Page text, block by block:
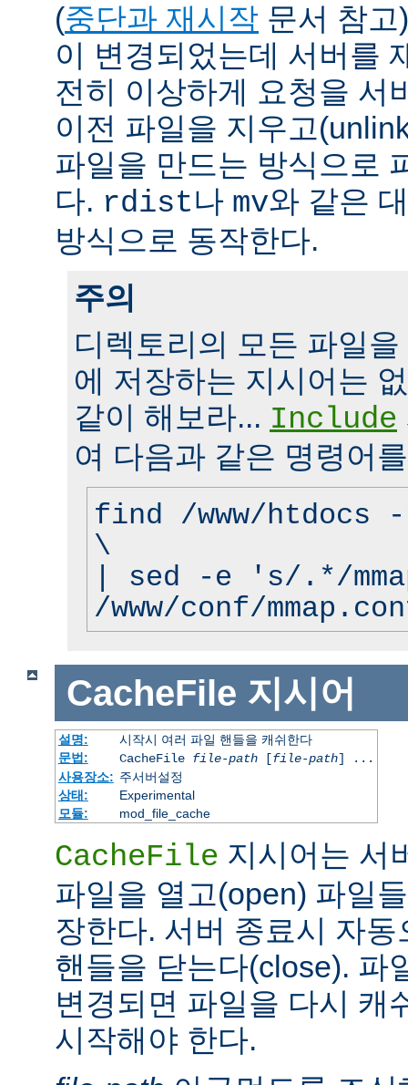
(중단과 재시작 문서 참
이 변경되었는데 서버를
전히 이상하게 요청을 서
이전 파일을 지우고
파일을 만드는 방식으로
다. rdist나 mv와 같은
방식으로 동작한다.
주의
디렉토리의 모든 파일
에 저장하는 지시어는
같이 해보라... Include
여 다음과 같은 명령어
find /www/
\
| sed -e 's/.*/
/www/conf/
CacheFile 지시어
설명:
시작시 여러 파일 핸들을 캐쉬한다
문법:
CacheFile file-path[file-path] ...
사용장소: 주서버설정
상태:
Experimental
모듈:
mod_file_cache
CacheFile 지시어는 서
파일을 열고(open) 파일
장한다. 서버 종료시 자
핸들을 닫는다(close). 파
변경되면 파일을 다시 캐
시작해야 한다.